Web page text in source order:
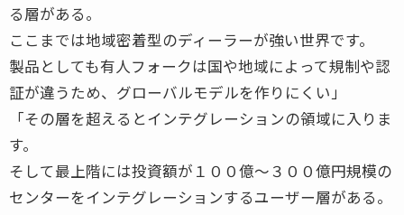
る層がある。
ここまでは地域密着型のディーラーが強い世界です。
製品としても有人フォークは国や地域によって規制や認
証が違うため、グローバルモデルを作りにくい」
「その層を超えるとインテグレーションの領域に入りま
す。
そして最上階には投資額が１００億〜３００億円規模の
センターをインテグレーションするユーザー層がある。